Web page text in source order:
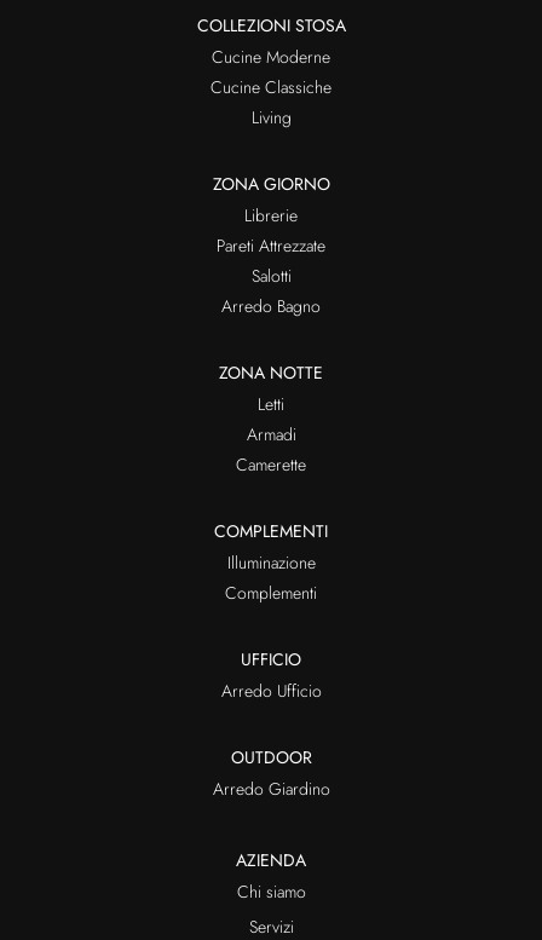
COLLEZIONI STOSA
Cucine Moderne
Cucine Classiche
Living
ZONA GIORNO
Librerie
Pareti Attrezzate
Salotti
Arredo Bagno
ZONA NOTTE
Letti
Armadi
Camerette
COMPLEMENTI
Illuminazione
Complementi
UFFICIO
Arredo Ufficio
OUTDOOR
Arredo Giardino
AZIENDA
Chi siamo
Servizi